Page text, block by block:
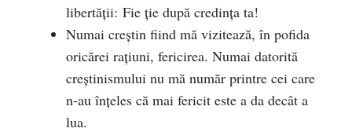
libertății: Fie ție după credința ta!
Numai creștin fiind mă vizitează, în pofida
oricărei rațiuni, fericirea. Numai datorită
creștinismului nu mă număr printre cei care
n-au înțeles că mai fericit este a da decât a
lua.